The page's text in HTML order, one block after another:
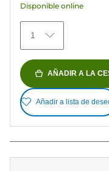
154
reseñas
Disponible online
1
AÑADIR A LA
Añadir a lista de